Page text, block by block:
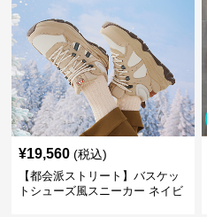
¥19,560 (税込)
【都会派ストリート】バスケッ
トシューズ風スニーカー ネイビ